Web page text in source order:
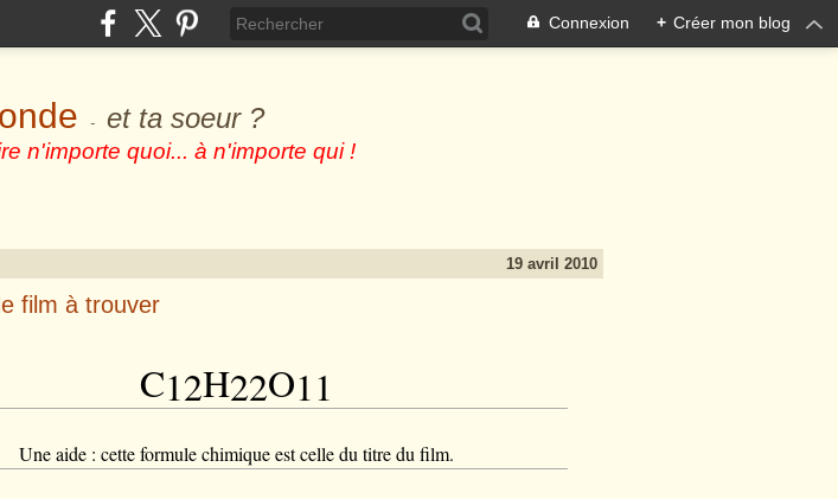
Connexion + Créer mon blog
- et ta soeur ?
n'importe quoi... à n'importe qui !
19 avril 2010
film à trouver
C12H22O11
Une aide : cette formule chimique est celle du titre du film.